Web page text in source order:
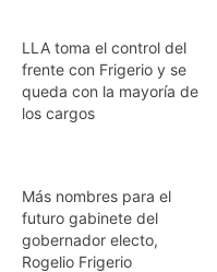
LLA toma el control del
frente con Frigerio y se
queda con la mayoría de
los cargos
Más nombres para el
futuro gabinete del
gobernador electo,
Rogelio Frigerio